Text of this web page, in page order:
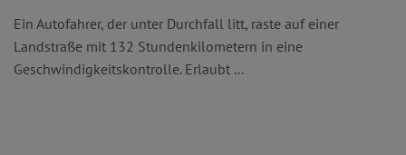
Ein Autofahrer, der unter Durchfall litt, raste auf einer
Landstraße mit 132 Stundenkilometern in eine
Geschwindigkeitskontrolle. Erlaubt ...